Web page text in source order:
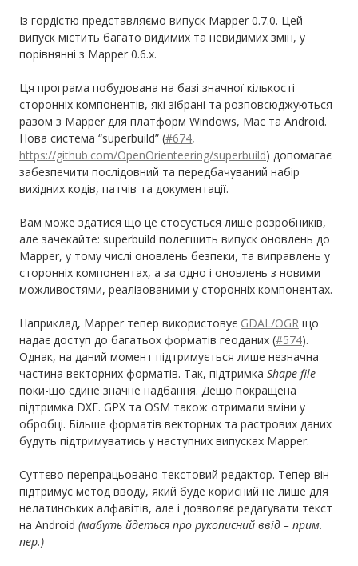
Із гордістю представляємо випуск Mapper 0.7.0. Цей
випуск містить багато видимих та невидимих змін, у
порівнянні з Mapper 0.6.x.
Ця програма побудована на базі значної кількості
сторонніх компонентів, які зібрані та розповсюджуються
разом з Mapper для платформ Windows, Mac та Android.
Нова система “superbuild” (#674,
https://github.com/OpenOrienteering/superbuild) допомагає
забезпечити послідовний та передбачуваний набір
вихідних кодів, патчів та документації.
Вам може здатися що це стосується лише розробників,
але зачекайте: superbuild полегшить випуск оновлень до
Mapper, у тому числі оновлень безпеки, та виправлень у
сторонніх компонентах, а за одно і оновлень з новими
можливостями, реалізованими у сторонніх компонентах.
Наприклад, Mapper тепер використовує GDAL/OGR що
надає доступ до багатьох форматів геоданих (#574).
Однак, на даний момент підтримується лише незначна
частина векторних форматів. Так, підтримка Shape file –
поки-що єдине значне надбання. Дещо покращена
підтримка DXF. GPX та OSM також отримали зміни у
обробці. Більше форматів векторних та растрових даних
будуть підтримуватись у наступних випусках Mapper.
Суттєво перепрацьовано текстовий редактор. Тепер він
підтримує метод вводу, який буде корисний не лише для
нелатинських алфавітів, але і дозволяє редагувати текст
на Android (мабуть йдеться про рукописний ввід – прим.
пер.)